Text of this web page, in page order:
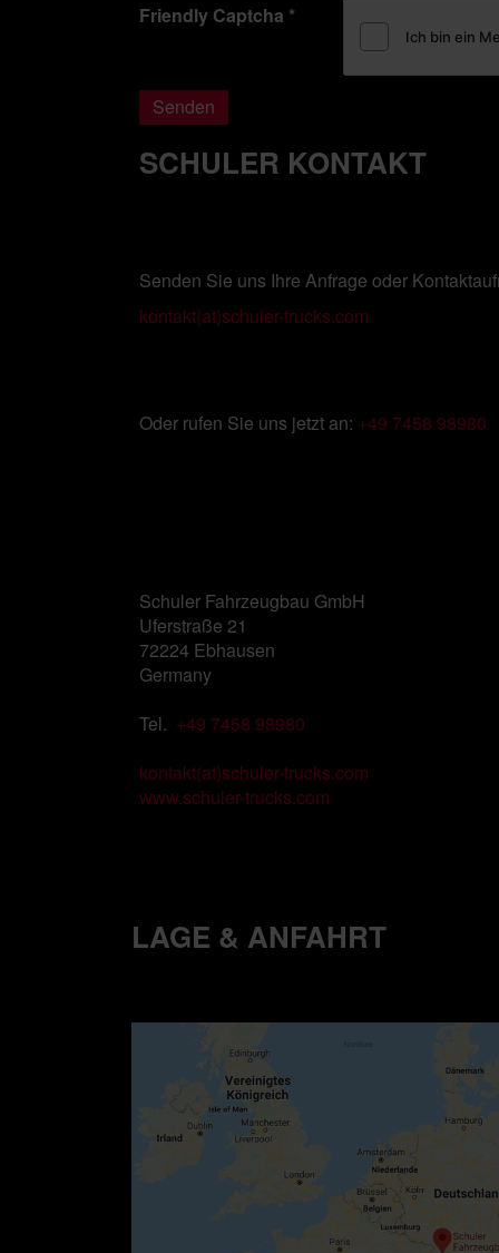
Friendly Captcha *
Senden
SCHULER KONTAKT
Senden Sie uns Ihre Anfrage oder
kontakt(at)schuler-trucks.com
Oder rufen Sie uns jetzt an: +49 7458 98980
Schuler Fahrzeugbau GmbH
Uferstraße 21
72224 Ebhausen
Germany
Tel. +49 7458 98980
kontakt(at)schuler-trucks.com
www.schuler-trucks.com
LAGE & ANFAHRT